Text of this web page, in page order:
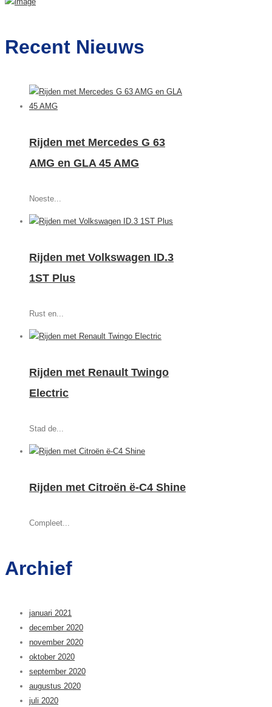
Recent Nieuws
Rijden met Mercedes G 63
AMG en GLA 45 AMG
Noeste...
Rijden met Volkswagen ID.3
1ST Plus
Rust en...
Rijden met Renault Twingo
Electric
Stad de...
Rijden met Citroën ë-C4 Shine
Compleet...
Archief
januari 2021
december 2020
november 2020
oktober 2020
september 2020
augustus 2020
juli 2020